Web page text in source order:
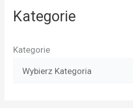
Kategorie
Kategorie